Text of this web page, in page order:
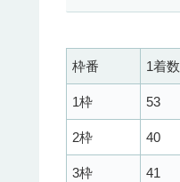
枠番 1着数
1枠 53
2枠 40
3枠 41